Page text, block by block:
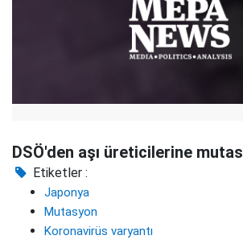
DSÖ'den aşı üreticilerine
Etiketler :
Japonya
Mutasyon
Koronavirüs varyantı